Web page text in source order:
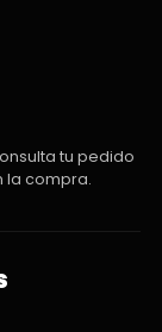
tu pedido
la compra.